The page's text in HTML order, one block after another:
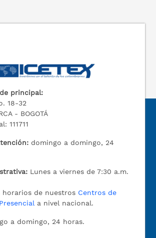
principal:
18-32
- BOGOTÁ
111711
domingo a domingo, 24
Lunes a viernes de 7:30 a.m.
horarios de nuestros Centros de
a nivel nacional.
a domingo, 24 horas.